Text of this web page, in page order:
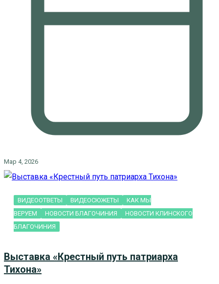
Мар 4, 2026
ВИДЕООТВЕТЫ ВИДЕОСЮЖЕТЫ
КАК МЫ
ВЕРУЕМ
НОВОСТИ БЛАГОЧИНИЯ
НОВОСТИ КЛИНСКОГО
БЛАГОЧИНИЯ
Выставка «Крестный путь патриарха
Тихона»